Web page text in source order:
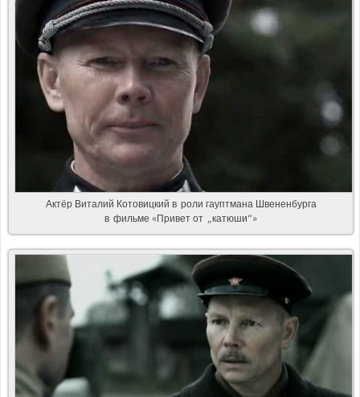
Актёр Виталий Котовицкий в роли гауптмана Швененбурга
в фильме «Привет от „катюши“»